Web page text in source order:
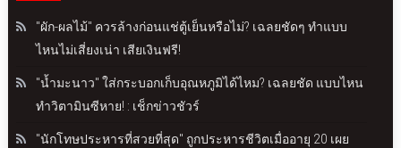
"ผัก-ผลไม้" ควรล้างก่อนแช่ตู้เย็นหรือไม่? เฉลยชัดๆ ทำแบบ
ไหนไม่เสี่ยงเน่า เสียเงินฟรี!
"น้ำมะนาว" ใส่กระบอกเก็บอุณหภูมิได้ไหม? เฉลยชัด แบบไหน
ทำวิตามินซีหาย! : เช็กข่าวชัวร์
"นักโทษประหารที่สวยที่สุด" ถูกประหารชีวิตเมื่ออายุ 20 เผย